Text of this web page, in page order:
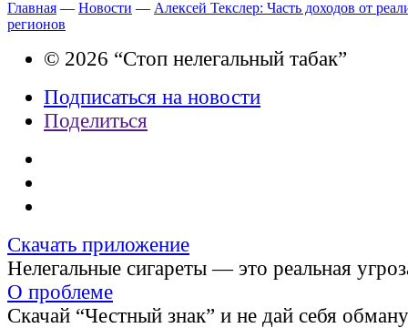
Главная — Новости — Алексей Текслер: Часть доходов от
регионов
© 2026 “Стоп нелегальный табак”
Подписаться на новости
Поделиться
Скачать приложение
Нелегальные сигареты — это реальная
О проблеме
Скачай “Честный знак” и не дай себя